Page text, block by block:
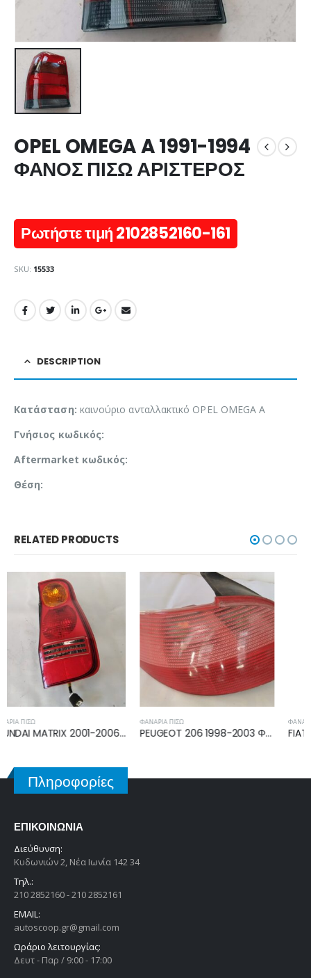
OPEL OMEGA A 1991-1994
ΦΑΝΟΣ ΠΙΣΩ ΑΡΙΣΤΕΡΟΣ
Ρωτήστε τιμή 2102852160-161
SKU: 15533
DESCRIPTION
Κατάσταση: καινούριο ανταλλακτικό OPEL OMEGA A
Γνήσιος κωδικός:
Aftermarket κωδικός:
Θέση:
RELATED PRODUCTS
ΦΑΝΆΡΙΑ ΠΊΣΩ
PEUGEOT 206 1998-2003 ΦΑΝΑΡΙ ΠΙΣΩ ΑΡΙΣΤΕΡΟ 6350P1
ΦΑΝΆΡΙΑ ΠΊΣΩ
FIAT PANDA 2005-2012 ΦΑΝΑΡΙ ΠΙΣΩ ΑΡΙΣΤΕΡΟ 51763007
Πληροφορίες
ΕΠΙΚΟΙΝΩΝΊΑ
Διεύθυνση:
Κυδωνιών 2, Νέα Ιωνία 142 34
Τηλ.:
210 2852160 - 210 2852161
EMAIL:
autoscoop.gr@gmail.com
Ωράριο λειτουργίας:
Δευτ - Παρ / 9:00 - 17:00